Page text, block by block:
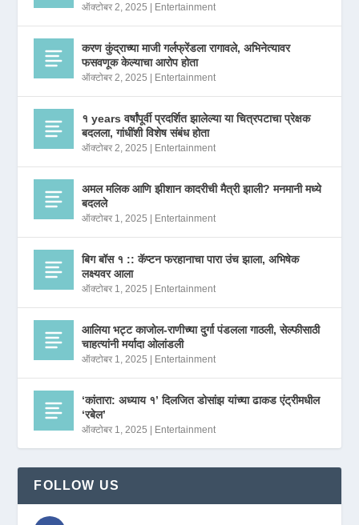
ऑक्टोबर 2, 2025 | Entertainment
करण कुंद्राच्या माजी गर्लफ्रेंडला रागावले, अभिनेत्यावर
फसवणूक केल्याचा आरोप होता
ऑक्टोबर 2, 2025 | Entertainment
१ years वर्षांपूर्वी प्रदर्शित झालेल्या या चित्रपटाचा प्रेक्षक
बदलला, गांधींशी विशेष संबंध होता
ऑक्टोबर 2, 2025 | Entertainment
अमल मलिक आणि झीशान कादरीची मैत्री झाली? मनमानी मध्ये
बदलले
ऑक्टोबर 1, 2025 | Entertainment
बिग बॉस १ :: कॅप्टन फरहानाचा पारा उंच झाला, अभिषेक
लक्ष्यवर आला
ऑक्टोबर 1, 2025 | Entertainment
आलिया भट्ट काजोल-राणीच्या दुर्गा पंडलला गाठली, सेल्फीसाठी
चाहत्यांनी मर्यादा ओलांडली
ऑक्टोबर 1, 2025 | Entertainment
‘कांतारा: अध्याय १’ दिलजित डोसांझ यांच्या ढाकड एंट्रीमधील
‘रबेल’
ऑक्टोबर 1, 2025 | Entertainment
FOLLOW US